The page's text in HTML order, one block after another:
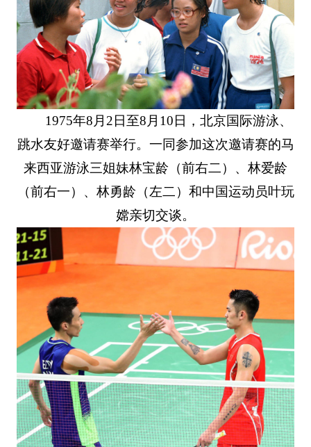
1975年8月2日至8月10日，北京国际游泳、
跳水友好邀请赛举行。一同参加这次邀请赛的马
来西亚游泳三姐妹林宝龄（前右二）、林爱龄
（前右一）、林勇龄（左二）和中国运动员叶玩
嫦亲切交谈。